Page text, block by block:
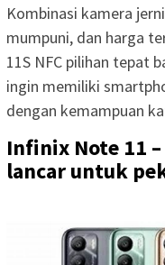
Kombinasi kamera
mumpuni, dan harga
11S NFC pilihan tepat
ingin memiliki
dengan kemampuan
Infinix Note 11
lancar untuk